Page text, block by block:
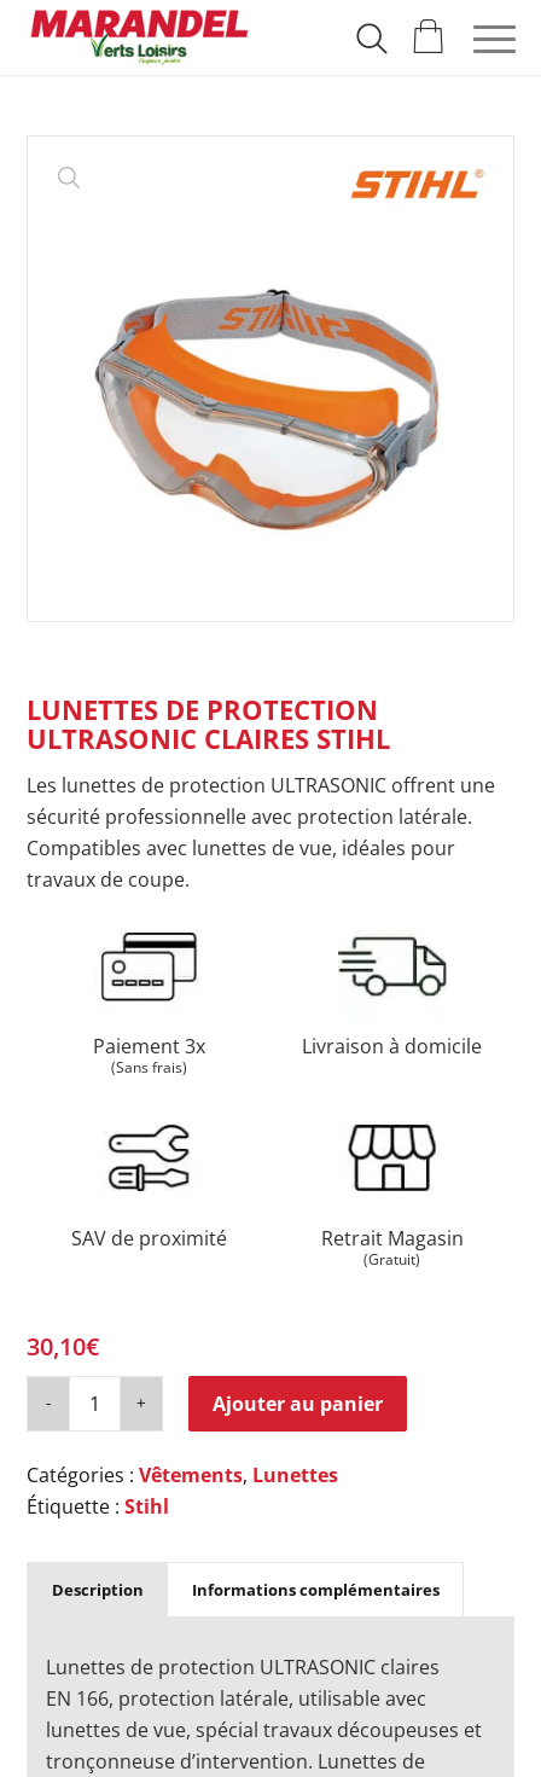
LUNETTES DE PROTECTION
ULTRASONIC CLAIRES STIHL
Les lunettes de protection ULTRASONIC offrent une
sécurité professionnelle avec protection latérale.
Compatibles avec lunettes de vue, idéales pour
travaux de coupe.
Paiement 3x
(Sans frais)
Livraison à domicile
SAV de proximité Retrait Magasin
(Gratuit)
30,10€
Ajouter au panier
Catégories :Vêtements, Lunettes
Étiquette :Stihl
Description Informations complémentaires
Lunettes de protection ULTRASONIC claires
EN 166, protection latérale, utilisable avec
lunettes de vue, spécial travaux découpeuses et
tronçonneuse d’intervention. Lunettes de